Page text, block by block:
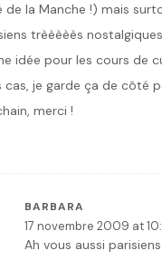
de la Manche !) mais
trèèèèès
idée pour les cours de
cas, je garde ça de côté
merci !
BARBARA
17 novembre 2009 at
Ah vous aussi